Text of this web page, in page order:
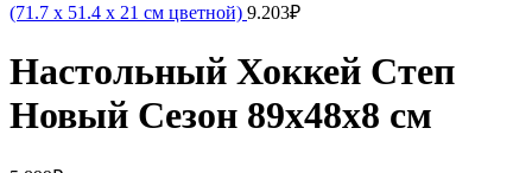
(71.7 x 51.4 x 21 см цветной) 9.203₽
Настольный Хоккей Степ
Новый Сезон 89х48х8 см